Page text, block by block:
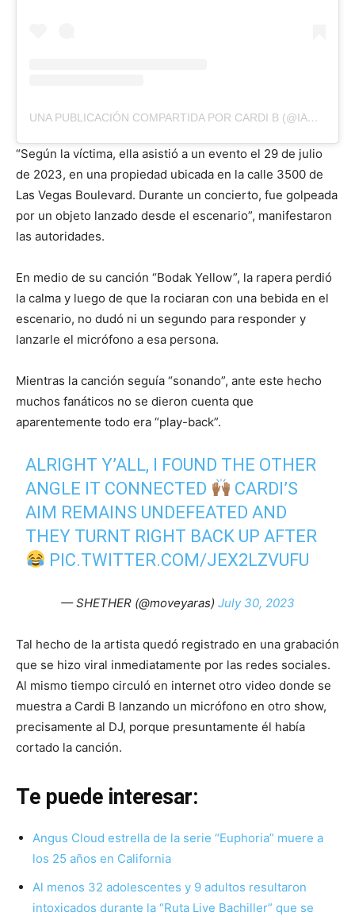
UNA PUBLICACIÓN COMPARTIDA POR CARDI B (@IAMCARDIB)
“Según la víctima, ella asistió a un evento el 29 de julio
de 2023, en una propiedad ubicada en la calle 3500 de
Las Vegas Boulevard. Durante un concierto, fue golpeada
por un objeto lanzado desde el escenario”, manifestaron
las autoridades.
En medio de su canción “Bodak Yellow”, la rapera perdió
la calma y luego de que la rociaran con una bebida en el
escenario, no dudó ni un segundo para responder y
lanzarle el micrófono a esa persona.
Mientras la canción seguía “sonando”, ante este hecho
muchos fanáticos no se dieron cuenta que
aparentemente todo era “play-back”.
ALRIGHT Y’ALL, I FOUND THE OTHER
ANGLE IT CONNECTED
CARDI’S
AIM REMAINS UNDEFEATED AND
THEY TURNT RIGHT BACK UP AFTER
PIC.TWITTER.COM/JEX2LZVUFU
— SHETHER (@moveyaras) July 30, 2023
Tal hecho de la artista quedó registrado en una grabación
que se hizo viral inmediatamente por las redes sociales.
Al mismo tiempo circuló en internet otro video donde se
muestra a Cardi B lanzando un micrófono en otro show,
precisamente al DJ, porque presuntamente él había
cortado la canción.
Te puede interesar:
Angus Cloud estrella de la serie “Euphoria” muere a
los 25 años en California
Al menos 32 adolescentes y 9 adultos resultaron
intoxicados durante la “Ruta Live Bachiller” que se